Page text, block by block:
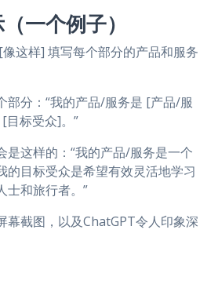
一个例子）
这样] 填写每个部分的产品和服务
部分：“我的产品/服务是 [产品/服
目标受众]。”
是这样的：“我的产品/服务是一个
的目标受众是希望有效灵活地学习
士和旅行者。”
幕截图，以及ChatGPT令人印象深